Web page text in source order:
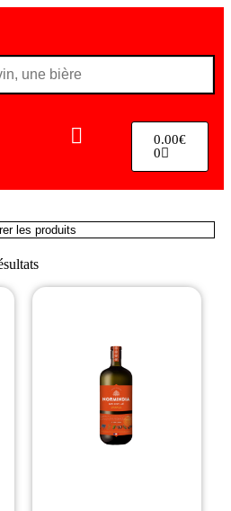
0.00€
0
les produits